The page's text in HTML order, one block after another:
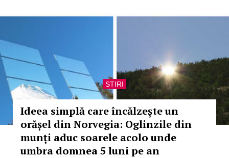
STIRI
Ideea simplă care încălzește un
orășel din Norvegia: Oglinzile din
munți aduc soarele acolo unde
umbra domnea 5 luni pe an